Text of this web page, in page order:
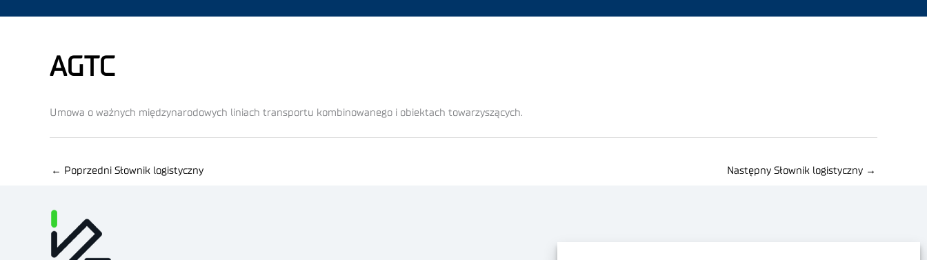
AGTC
Umowa o ważnych międzynarodowych liniach transportu kombinowanego i obiektach towarzyszących.
← Poprzedni Słownik logistyczny Następny Słownik logistyczny →